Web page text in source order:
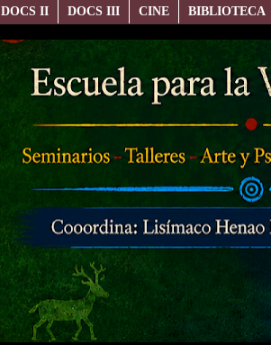
DOCS II DOCS III CINE BIBLIOTECA